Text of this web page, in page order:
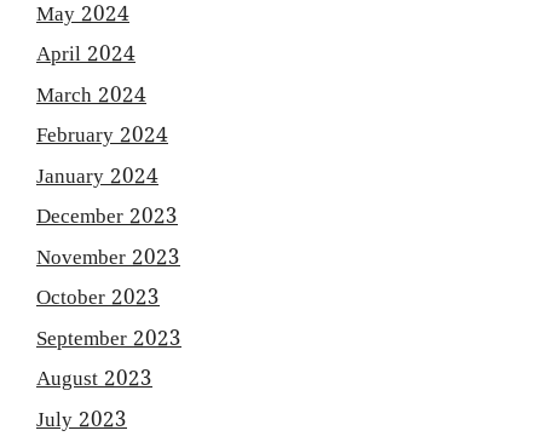
May 2024
April 2024
March 2024
February 2024
January 2024
December 2023
November 2023
October 2023
September 2023
August 2023
July 2023